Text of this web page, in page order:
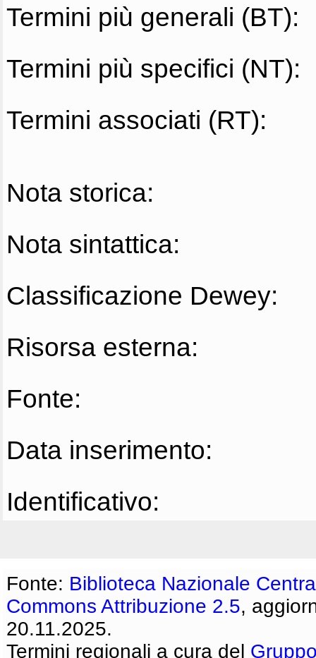
Termini più generali (BT):
Termini più specifici (NT):
Termini associati (RT):
Nota storica:
Nota sintattica:
Classificazione Dewey:
Risorsa esterna:
Fonte:
Data inserimento:
Identificativo:
Fonte: Biblioteca Nazionale
Commons Attribuzione 2.5,
20.11.2025.
Termini regionali a cura del